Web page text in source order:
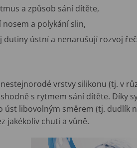
a způsob sání dítěte,
a polykání slin,
dutiny ústní a nenarušují rozvoj
vrstvy silikonu (tj. v
s rytmem sání dítěte. Díky
úst libovolným směrem (tj. dudlík
jakékoliv chuti a vůně.